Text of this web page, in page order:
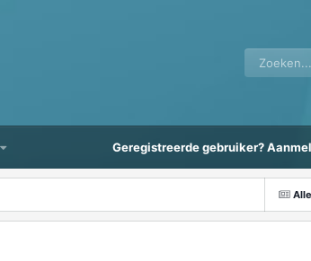
Geregistreerde gebruiker?